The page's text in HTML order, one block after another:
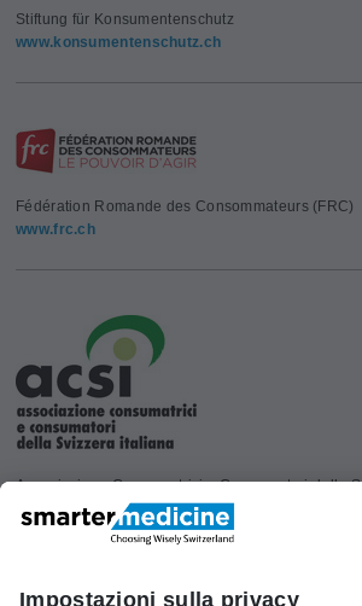
Stiftung für Konsumentenschutz
www.konsumentenschutz.ch
Fédération Romande des Consommateurs (FRC)
www.frc.ch
Associazione Consumatrici e Consumatori della
www.acsi.ch